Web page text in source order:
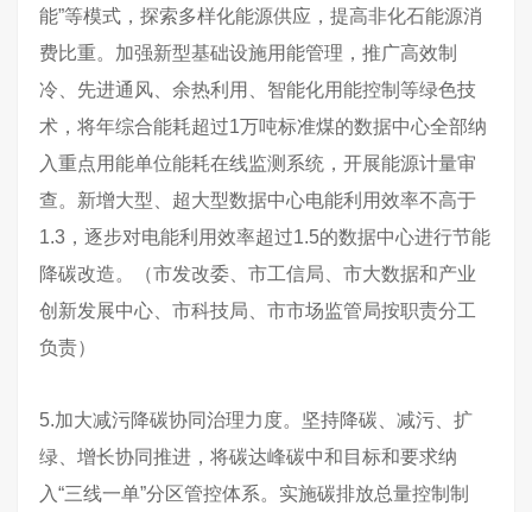
能”等模式，探索多样化能源供应，提高非化石能源消
费比重。加强新型基础设施用能管理，推广高效制
冷、先进通风、余热利用、智能化用能控制等绿色技
术，将年综合能耗超过1万吨标准煤的数据中心全部纳
入重点用能单位能耗在线监测系统，开展能源计量审
查。新增大型、超大型数据中心电能利用效率不高于
1.3，逐步对电能利用效率超过1.5的数据中心进行节能
降碳改造。（市发改委、市工信局、市大数据和产业
创新发展中心、市科技局、市市场监管局按职责分工
负责）
5.加大减污降碳协同治理力度。坚持降碳、减污、扩
绿、增长协同推进，将碳达峰碳中和目标和要求纳
入“三线一单”分区管控体系。实施碳排放总量控制制